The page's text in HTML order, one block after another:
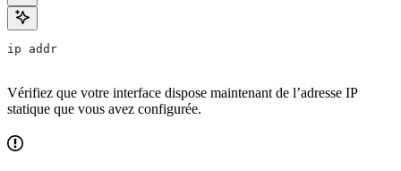
ip addr
Vérifiez que votre interface dispose maintenant de l’adresse IP
statique que vous avez configurée.